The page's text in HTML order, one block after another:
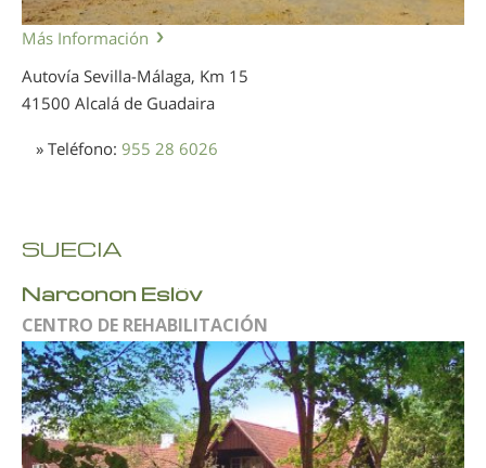
Más Información
Autovía Sevilla-Málaga, Km 15
41500 Alcalá de Guadaira
» Teléfono: 955 28 6026
SUECIA
Narconon Eslöv
CENTRO DE REHABILITACIÓN